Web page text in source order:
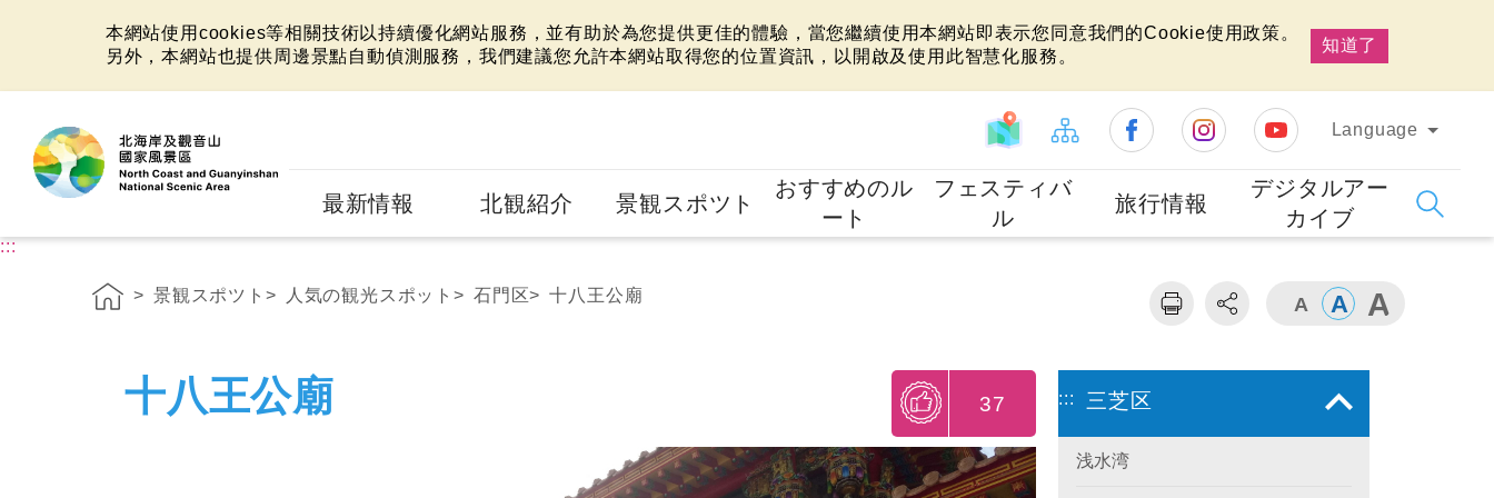
本網站使用cookies等相關技術以持續優化網站服務，並有助於為您提供更佳的體驗，當您繼續使用本網站即表示您同意我們的Cookie使用政策。
另外，本網站也提供周邊景點自動偵測服務，我們建議您允許本網站取得您的位置資訊，以開啟及使用此智慧化服務。
知道了
Language
最新情報 北観紹介 景観スポツト
おすすめのル
ート
フェスティバ
ル
旅行情報
デジタルアー
カイブ
:::
景観スポツト 人気の観光スポット 石門区 十八王公廟
十八王公廟 37 ::: 三芝区
浅水湾